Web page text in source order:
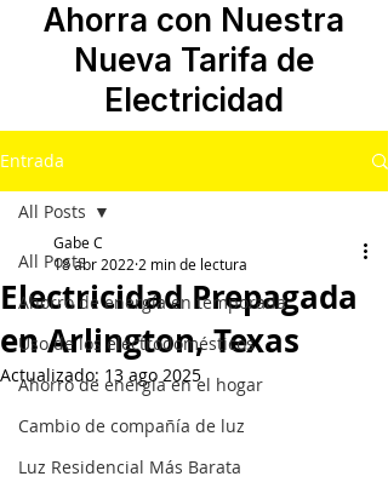
Ahorra con Nuestra
Nueva Tarifa de
Electricidad
Entrada
All Posts
Ahorro de energía en temporada
Uso de los electrodomésticos
Ahorro de energía en el hogar
Cambio de compañía de luz
Luz Residencial Más Barata
All Posts
Electricidad Prepagada
en Arlington, Texas
Gabe C
18 abr 2022 2 min de lectura
Actualizado: 13 ago 2025